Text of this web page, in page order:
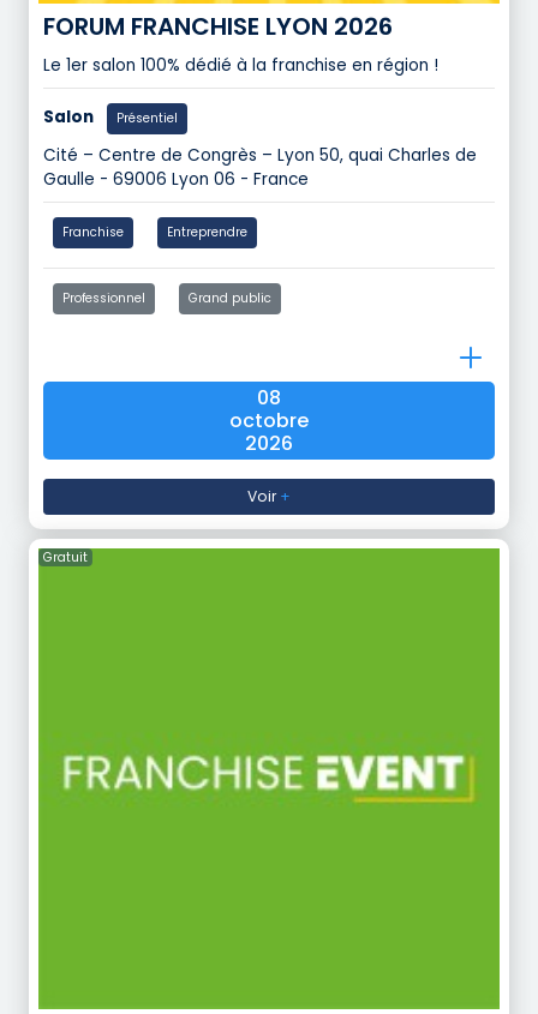
FORUM FRANCHISE LYON 2026
Le 1er salon 100% dédié à la franchise en région !
Salon Présentiel
Cité – Centre de Congrès – Lyon 50, quai Charles de
Gaulle - 69006 Lyon 06 - France
Franchise Entreprendre
Professionnel Grand public
08
octobre
2026
Voir+
Gratuit